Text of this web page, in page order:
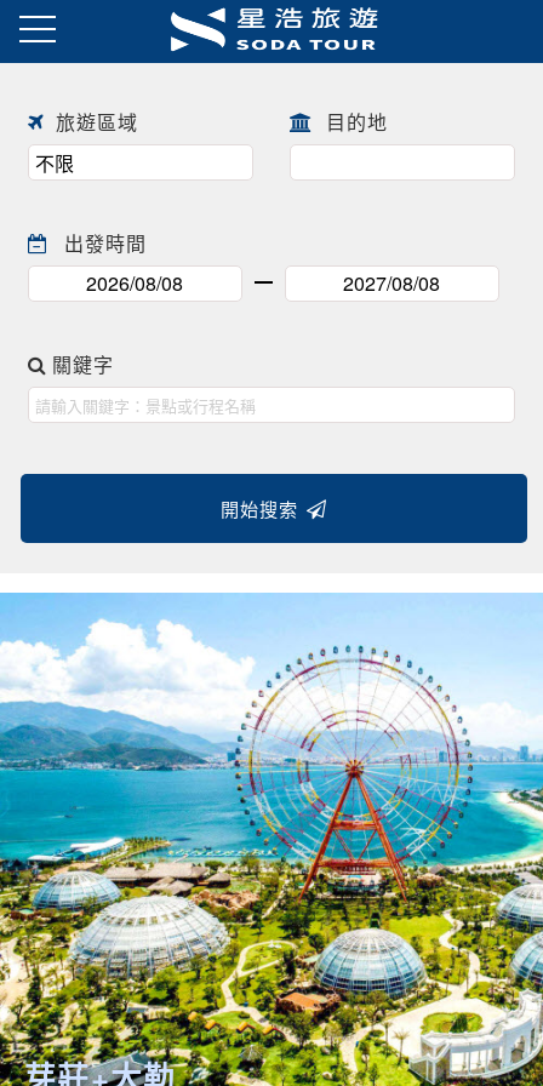
日本賞櫻之旅 ! !
往前
往後
旅遊區域
目的地
出發時間
關鍵字
開始搜索
芽莊+大勒